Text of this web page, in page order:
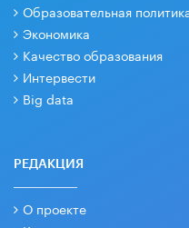
Образовательная
Экономика
Качество образования
Интервести
Big data
РЕДАКЦИЯ
О проекте